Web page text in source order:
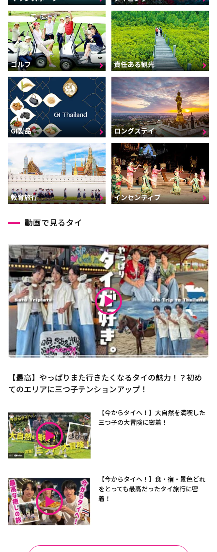
ゴルフ 責任ある観光
GI製品 ロングステイ
教育旅行 インセンティブ
動画で見るタイ
【最高】やっぱりまた行きたくなるタイの魅力！？初め
てのエリアに三つ子テンションアップ！
【今からタイへ！】大自然を満喫した
三つ子の大冒険に密着！
【今からタイへ！】食・宿・景色どれ
をとっても最高だったタイ旅行に密
着！